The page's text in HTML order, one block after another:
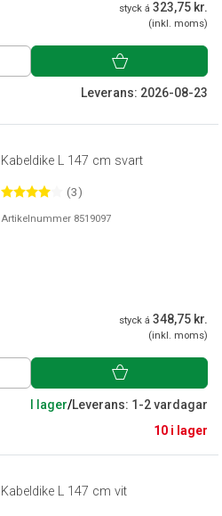
styck á 323,75 kr.
(inkl. moms)
Leverans: 2026-08-23
Kabeldike L 147 cm svart
(3)
Artikelnummer 8519097
styck á 348,75 kr.
(inkl. moms)
I lager/Leverans: 1-2 vardagar
10 i lager
Kabeldike L 147 cm vit